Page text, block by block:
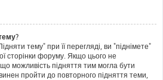
тему" при її перегляді, ви "піднімете"
сторінки форуму. Якщо цього не
можливість підняття тим могла бути
пройти до повторного підняття теми,